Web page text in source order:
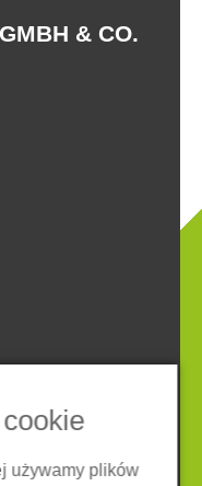
& CO.
używamy plików